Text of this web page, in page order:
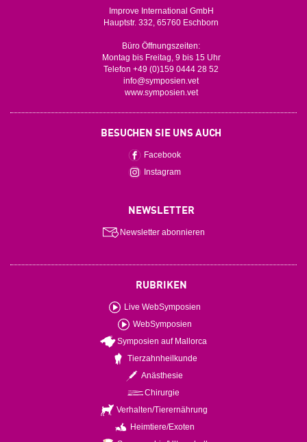
Improve International GmbH
Hauptstr. 332, 65760 Eschborn
Büro Öffnungszeiten:
Montag bis Freitag, 9 bis 15 Uhr
Telefon +49 (0)159 0444 28 52
info@symposien.vet
www.symposien.vet
BESUCHEN SIE UNS AUCH
Facebook
Instagram
NEWSLETTER
Newsletter abonnieren
RUBRIKEN
Live WebSymposien
WebSymposien
Symposien auf Mallorca
Tierzahnheilkunde
Anästhesie
Chirurgie
Verhalten/Tierernährung
Heimtiere/Exoten